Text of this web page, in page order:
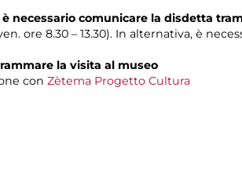
è necessario comunicare la disdetta
ore 8.30 – 13.30). In alternativa, è
la visita al museo
con Zètema Progetto Cultura